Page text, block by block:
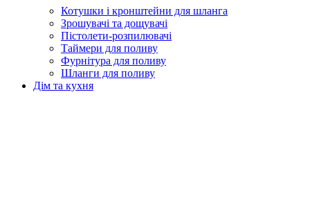
Котушки і кронштейни для шланга
Зрошувачі та дощувачі
Пістолети-розпилювачі
Таймери для поливу
Фурнітура для поливу
Шланги для поливу
Дім та кухня